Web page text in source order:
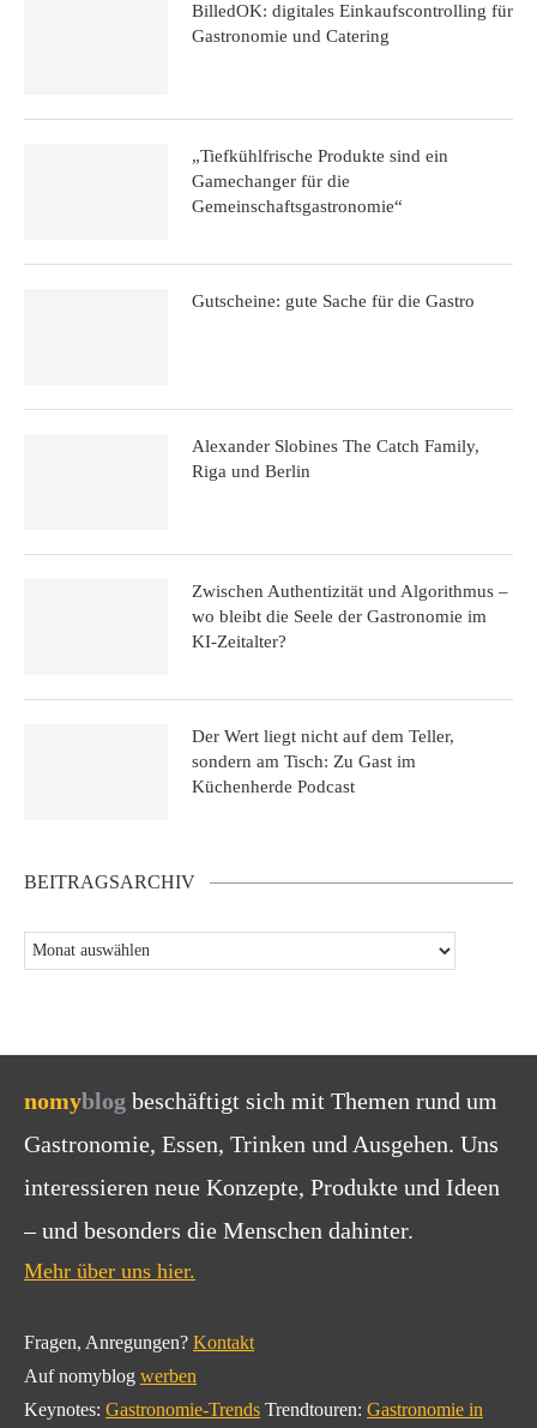
BilledOK: digitales Einkaufscontrolling für
Gastronomie und Catering
„Tiefkühlfrische Produkte sind ein
Gamechanger für die
Gemeinschaftsgastronomie“
Gutscheine: gute Sache für die Gastro
Alexander Slobines The Catch Family,
Riga und Berlin
Zwischen Authentizität und Algorithmus –
wo bleibt die Seele der Gastronomie im
KI-Zeitalter?
Der Wert liegt nicht auf dem Teller,
sondern am Tisch: Zu Gast im
Küchenherde Podcast
BEITRAGSARCHIV
nomyblog beschäftigt sich mit Themen rund um
Gastronomie, Essen, Trinken und Ausgehen. Uns
interessieren neue Konzepte, Produkte und Ideen
– und besonders die Menschen dahinter.
Mehr über uns hier.
Fragen, Anregungen? Kontakt
Auf nomyblog werben
Keynotes: Gastronomie-Trends Trendtouren: Gastronomie in